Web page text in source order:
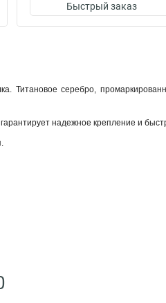
Быстрый заказ
Титановое серебро,
надежное крепление и